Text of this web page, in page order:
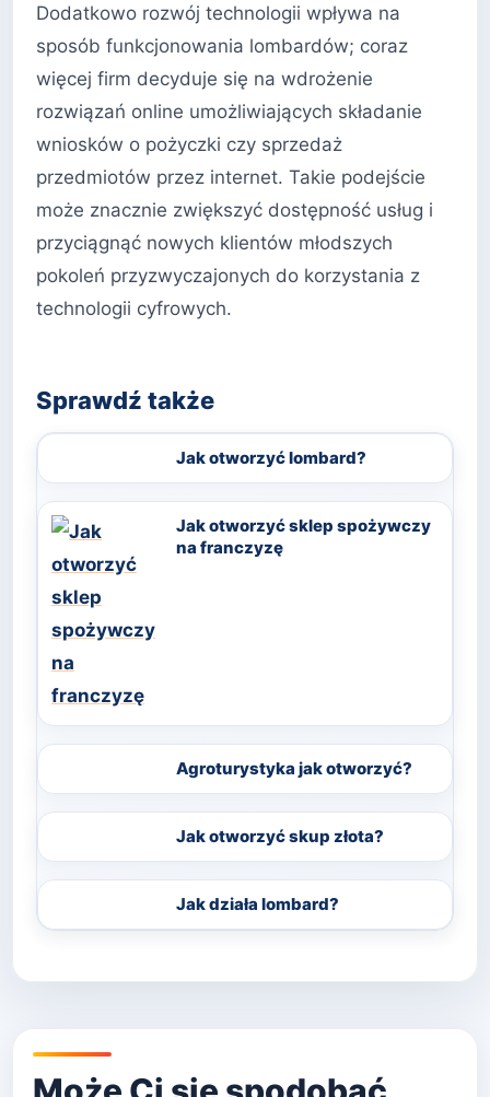
Dodatkowo rozwój technologii wpływa na
sposób funkcjonowania lombardów; coraz
więcej firm decyduje się na wdrożenie
rozwiązań online umożliwiających składanie
wniosków o pożyczki czy sprzedaż
przedmiotów przez internet. Takie podejście
może znacznie zwiększyć dostępność usług i
przyciągnąć nowych klientów młodszych
pokoleń przyzwyczajonych do korzystania z
technologii cyfrowych.
Sprawdź także
Jak otworzyć lombard?
Jak otworzyć sklep spożywczy
na franczyzę
Agroturystyka jak otworzyć?
Jak otworzyć skup złota?
Jak działa lombard?